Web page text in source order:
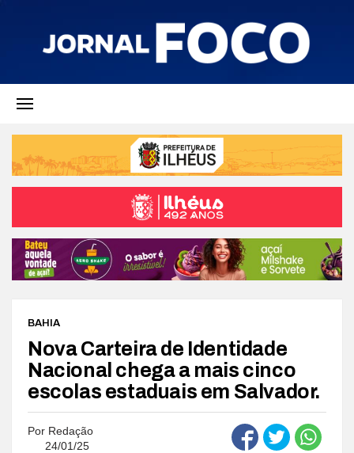
BAHIA
Nova Carteira de Identidade
Nacional chega a mais cinco
escolas estaduais em Salvador.
Por Redação
24/01/25